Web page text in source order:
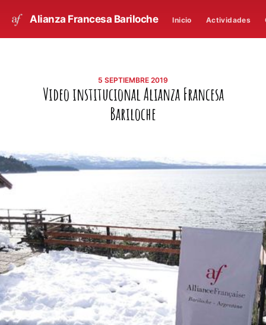
Alianza Francesa Bariloche Inicio Actividades
5 SEPTIEMBRE 2019
Video institucional Alianza Francesa
Bariloche